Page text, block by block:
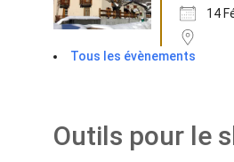
14
Tous les évènements
Outils pour le